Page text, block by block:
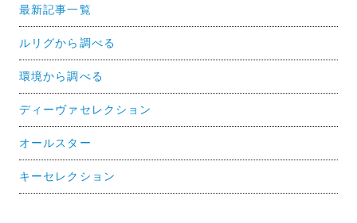
最新記事一覧
ルリグから調べる
環境から調べる
ディーヴァセレクション
オールスター
キーセレクション